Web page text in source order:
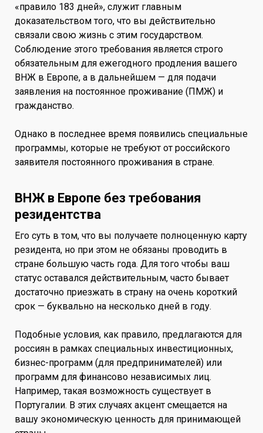
«правило 183 дней», служит главным
доказательством того, что вы действительно
связали свою жизнь с этим государством.
Соблюдение этого требования является строго
обязательным для ежегодного продления вашего
ВНЖ в Европе, а в дальнейшем — для подачи
заявления на постоянное проживание (ПМЖ) и
гражданство.
Однако в последнее время появились специальные
программы, которые не требуют от российского
заявителя постоянного проживания в стране.
ВНЖ в Европе без требования
резидентства
Его суть в том, что вы получаете полноценную карту
резидента, но при этом не обязаны проводить в
стране большую часть года. Для того чтобы ваш
статус оставался действительным, часто бывает
достаточно приезжать в страну на очень короткий
срок — буквально на несколько дней в году.
Подобные условия, как правило, предлагаются для
россиян в рамках специальных инвестиционных,
бизнес-программ (для предпринимателей) или
программ для финансово независимых лиц.
Например, такая возможность существует в
Португалии. В этих случаях акцент смещается на
вашу экономическую ценность для принимающей